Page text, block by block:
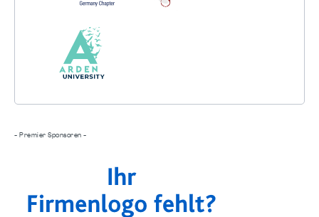
- Premier Sponsoren -